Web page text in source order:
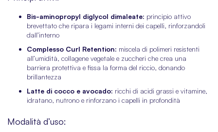
Bis-aminopropyl diglycol dimaleate: principio attivo
brevettato che ripara i legami interni dei capelli, rinforzandoli
dall’interno
Complesso Curl Retention: miscela di polimeri resistenti
all’umidità, collagene vegetale e zuccheri che crea una
barriera protettiva e fissa la forma del riccio, donando
brillantezza
Latte di cocco e avocado: ricchi di acidi grassi e vitamine,
idratano, nutrono e rinforzano i capelli in profondità
Modalità d’uso: